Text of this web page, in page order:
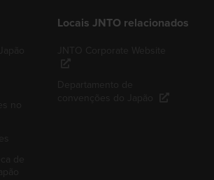
Locais JNTO relacionados